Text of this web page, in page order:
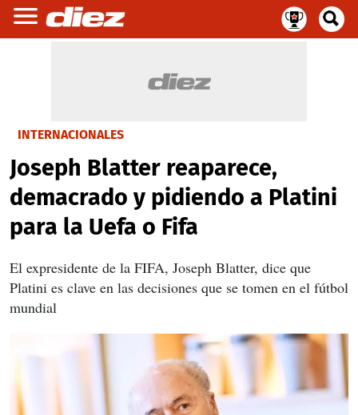
INTERNACIONALES
Joseph Blatter reaparece,
demacrado y pidiendo a Platini
para la Uefa o Fifa
El expresidente de la FIFA, Joseph Blatter, dice que
Platini es clave en las decisiones que se tomen en el fútbol
mundial